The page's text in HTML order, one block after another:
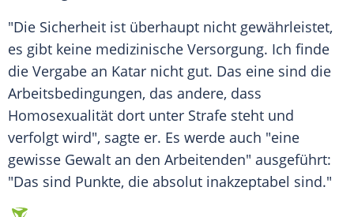
"Die Sicherheit ist überhaupt nicht gewährleistet,
es gibt keine medizinische Versorgung. Ich finde
die Vergabe an Katar nicht gut. Das eine sind die
Arbeitsbedingungen, das andere, dass
Homosexualität dort unter Strafe steht und
verfolgt wird", sagte er. Es werde auch "eine
gewisse Gewalt an den Arbeitenden" ausgeführt:
"Das sind Punkte, die absolut inakzeptabel sind."